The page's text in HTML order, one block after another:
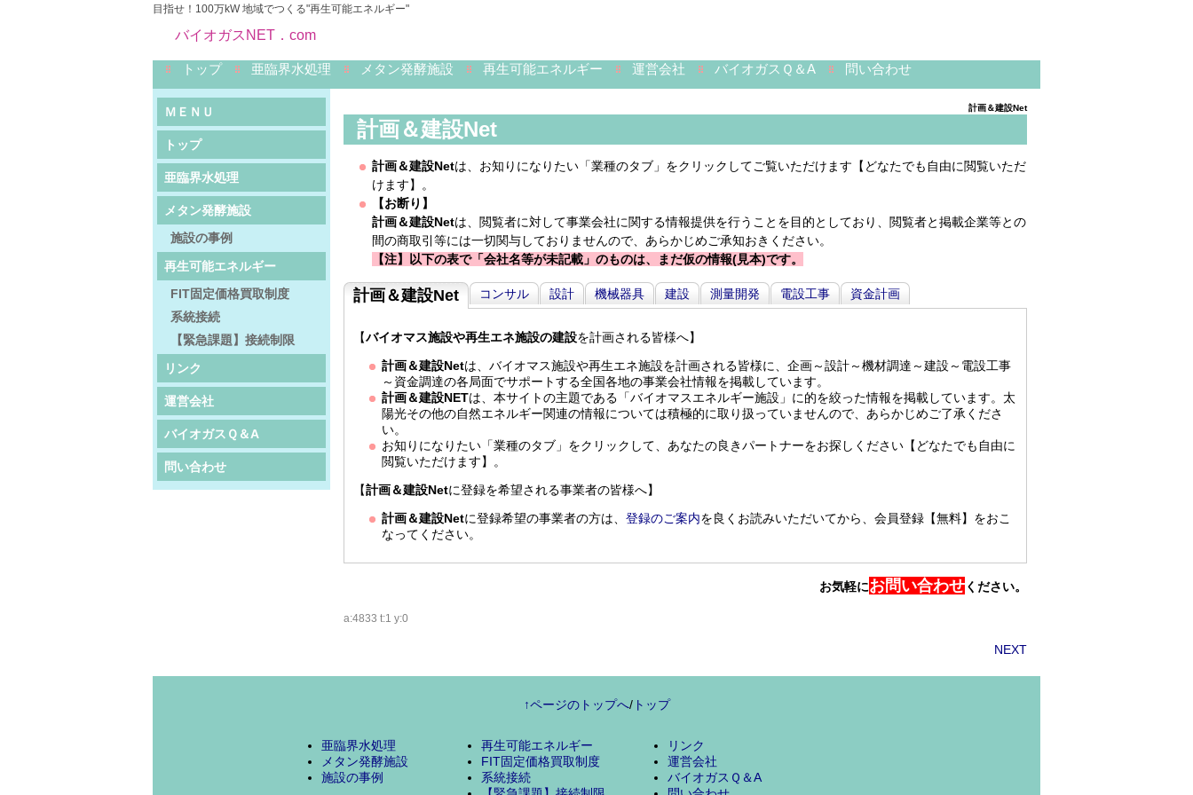
目指せ！100万kW 地域でつくる"再生可能エネルギー"
バイオガスNET．com
トップ 亜臨界水処理 メタン発酵施設 再生可能エネルギー 運営会社 バイオガスＱ＆A 問い合わせ
計画＆建設Net
計画＆建設Net
計画＆建設Netは、お知りになりたい「業種のタブ」をクリックしてご覧いただけます【どなたでも自由に閲覧いただ
けます】。
【お断り】
計画＆建設Netは、閲覧者に対して事業会社に関する情報提供を行うことを目的としており、閲覧者と掲載企業等との
間の商取引等には一切関与しておりませんので、あらかじめご承知おきください。
【注】以下の表で「会社名等が未記載」のものは、まだ仮の情報(見本)です。
計画＆建設Net コンサル 設計 機械器具 建設 測量開発 電設工事 資金計画
【バイオマス施設や再生エネ施設の建設を計画される皆様へ】
計画＆建設Netは、バイオマス施設や再生エネ施設を計画される皆様に、企画～設計～機材調達～建設～電設工事
～資金調達の各局面でサポートする全国各地の事業会社情報を掲載しています。
計画＆建設NETは、本サイトの主題である「バイオマスエネルギー施設」に的を絞った情報を掲載しています。太
陽光その他の自然エネルギー関連の情報については積極的に取り扱っていませんので、あらかじめご了承くださ
い。
お知りになりたい「業種のタブ」をクリックして、あなたの良きパートナーをお探しください【どなたでも自由に
閲覧いただけます】。
【計画＆建設Netに登録を希望される事業者の皆様へ】
計画＆建設Netに登録希望の事業者の方は、 登録のご案内を良くお読みいただいてから、会員登録【無料】をおこ
なってください。
お気軽にお問い合わせください。
a:4833 t:1 y:0
NEXT
ＭＥＮＵ
トップ
亜臨界水処理
メタン発酵施設
施設の事例
再生可能エネルギー
FIT固定価格買取制度
系統接続
【緊急課題】接続制限
リンク
運営会社
バイオガスＱ＆A
問い合わせ
↑ページのトップへ/トップ
亜臨界水処理
メタン発酵施設
施設の事例
再生可能エネルギー
FIT固定価格買取制度
系統接続
リンク
運営会社
バイオガスＱ＆A